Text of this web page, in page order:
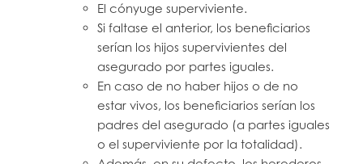
El cónyuge superviviente.
Si faltase el anterior, los beneficiarios
serían los hijos supervivientes del
asegurado por partes iguales.
En caso de no haber hijos o de no
estar vivos, los beneficiarios serían los
padres del asegurado (a partes iguales
o el superviviente por la totalidad).